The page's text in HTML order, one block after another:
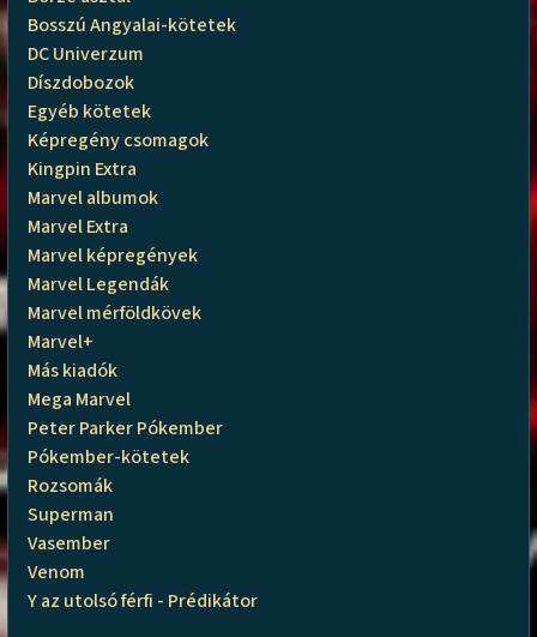
Bosszú Angyalai-kötetek
DC Univerzum
Díszdobozok
Egyéb kötetek
Képregény csomagok
Kingpin Extra
Marvel albumok
Marvel Extra
Marvel képregények
Marvel Legendák
Marvel mérföldkövek
Marvel+
Más kiadók
Mega Marvel
Peter Parker Pókember
Pókember-kötetek
Rozsomák
Superman
Vasember
Venom
Y az utolsó férfi - Prédikátor